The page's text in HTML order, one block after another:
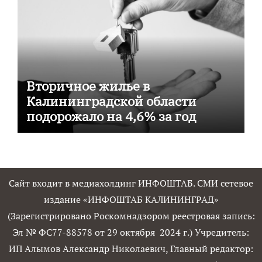
Вторичное жилье в
Калининградской области
подорожало на 4,6% за год
Сайт входит в медиахолдинг ИНФОШТАБ. СМИ сетевое
издание «ИНФОШТАБ КАЛИНИНГРАД»
(Зарегистрировано Роскомнадзором реестровая запись:
Эл № ФС77-88578 от 29 октября 2024 г.) Учредитель:
ИП Алымов Александр Николаевич, Главный редактор: